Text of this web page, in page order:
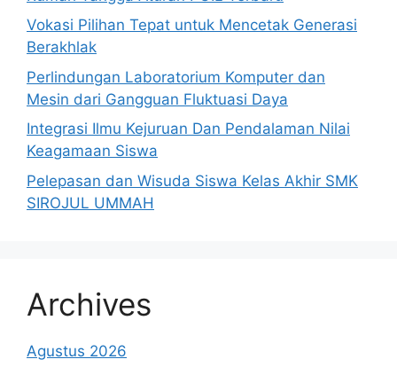
Vokasi Pilihan Tepat untuk Mencetak Generasi
Berakhlak
Perlindungan Laboratorium Komputer dan
Mesin dari Gangguan Fluktuasi Daya
Integrasi Ilmu Kejuruan Dan Pendalaman Nilai
Keagamaan Siswa
Pelepasan dan Wisuda Siswa Kelas Akhir SMK
SIROJUL UMMAH
Archives
Agustus 2026